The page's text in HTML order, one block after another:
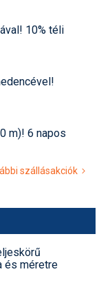
10% téli
m)! 6 napos
szállásakciók
és méretre